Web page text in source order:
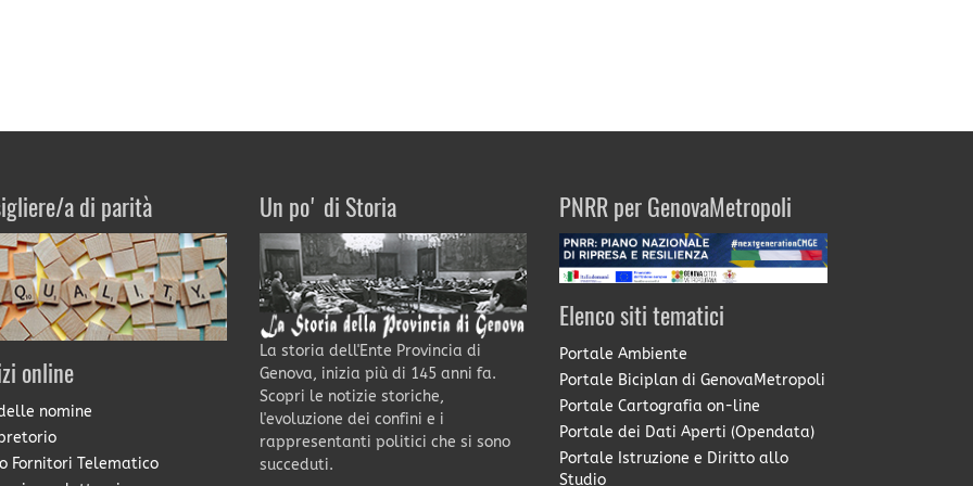
a di parità
online
nomine
Fornitori Telematico
Un po' di Storia
La storia dell'Ente Provincia di
Genova, inizia più di 145 anni fa.
Scopri le notizie storiche,
l'evoluzione dei confini e i
rappresentanti politici che si sono
succeduti.
PNRR per GenovaMetropoli
Elenco siti tematici
Portale Ambiente
Portale Biciplan di GenovaMetropoli
Portale Cartografia on-line
Portale dei Dati Aperti (Opendata)
Portale Istruzione e Diritto allo
Studio